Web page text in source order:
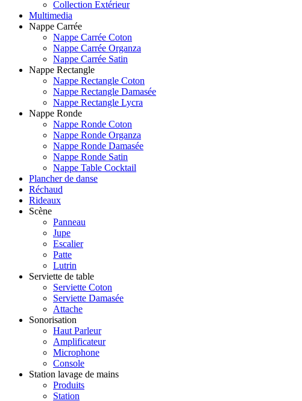
Collection Extérieur
Multimedia
Nappe Carrée
Nappe Carrée Coton
Nappe Carrée Organza
Nappe Carrée Satin
Nappe Rectangle
Nappe Rectangle Coton
Nappe Rectangle Damasée
Nappe Rectangle Lycra
Nappe Ronde
Nappe Ronde Coton
Nappe Ronde Organza
Nappe Ronde Damasée
Nappe Ronde Satin
Nappe Table Cocktail
Plancher de danse
Réchaud
Rideaux
Scène
Panneau
Jupe
Escalier
Patte
Lutrin
Serviette de table
Serviette Coton
Serviette Damasée
Attache
Sonorisation
Haut Parleur
Amplificateur
Microphone
Console
Station lavage de mains
Produits
Station